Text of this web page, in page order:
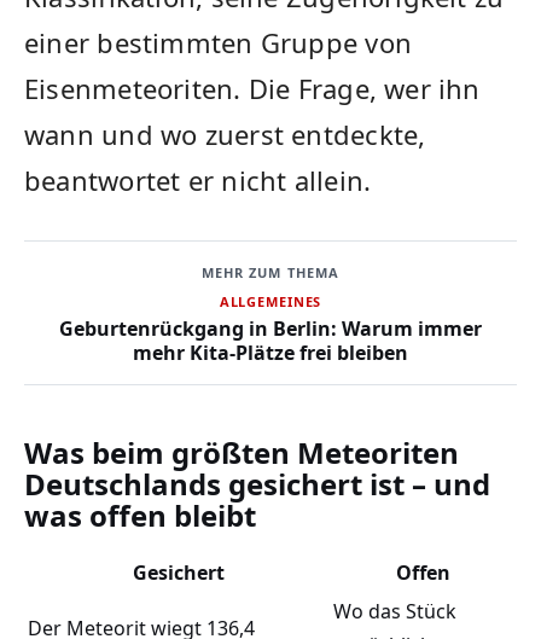
einer bestimmten Gruppe von
Eisenmeteoriten. Die Frage, wer ihn
wann und wo zuerst entdeckte,
beantwortet er nicht allein.
MEHR ZUM THEMA
ALLGEMEINES
Geburtenrückgang in Berlin: Warum immer
mehr Kita-Plätze frei bleiben
Was beim größten Meteoriten
Deutschlands gesichert ist – und
was offen bleibt
Gesichert Offen
Der Meteorit wiegt 136,4
Wo das Stück